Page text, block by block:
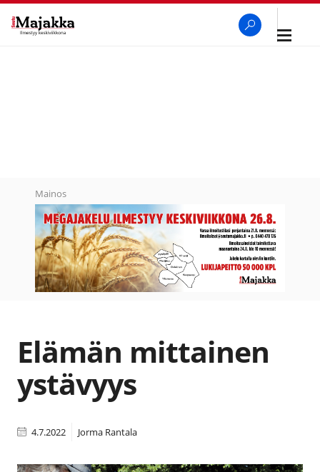
Avaa
Mainos
Elämän mittainen
ystävyys
4.7.2022 Jorma Rantala